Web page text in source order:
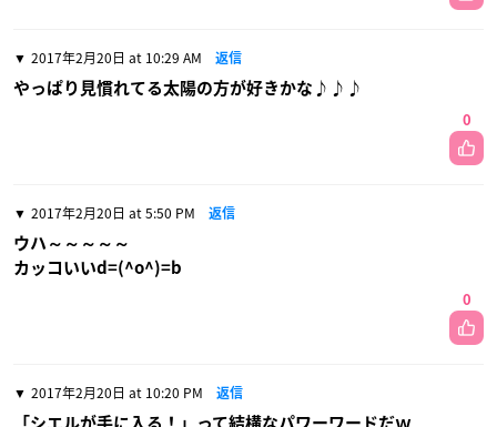
2017年2月20日 at 10:29 AM 返信
やっぱり見慣れてる太陽の方が好きかな♪♪♪
0
2017年2月20日 at 5:50 PM 返信
ウハ～～～～～
カッコいいd=(^o^)=b
0
2017年2月20日 at 10:20 PM 返信
「シエルが手に入る！」って結構なパワーワードだｗ